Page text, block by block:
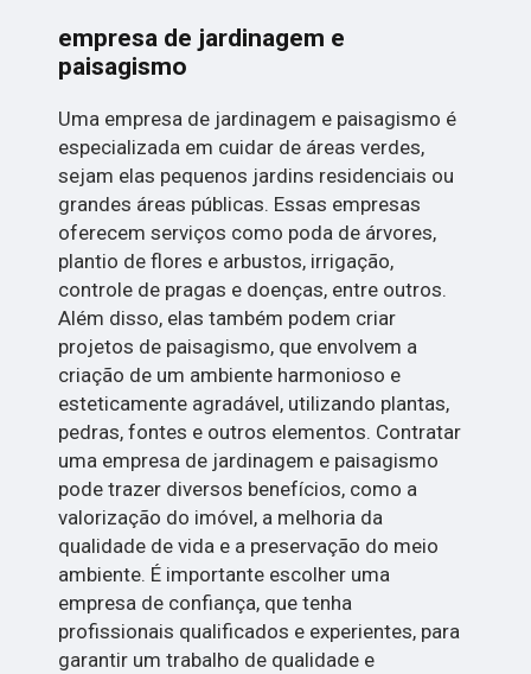
empresa de jardinagem e
paisagismo
Uma empresa de jardinagem e paisagismo é
especializada em cuidar de áreas verdes,
sejam elas pequenos jardins residenciais ou
grandes áreas públicas. Essas empresas
oferecem serviços como poda de árvores,
plantio de flores e arbustos, irrigação,
controle de pragas e doenças, entre outros.
Além disso, elas também podem criar
projetos de paisagismo, que envolvem a
criação de um ambiente harmonioso e
esteticamente agradável, utilizando plantas,
pedras, fontes e outros elementos. Contratar
uma empresa de jardinagem e paisagismo
pode trazer diversos benefícios, como a
valorização do imóvel, a melhoria da
qualidade de vida e a preservação do meio
ambiente. É importante escolher uma
empresa de confiança, que tenha
profissionais qualificados e experientes, para
garantir um trabalho de qualidade e